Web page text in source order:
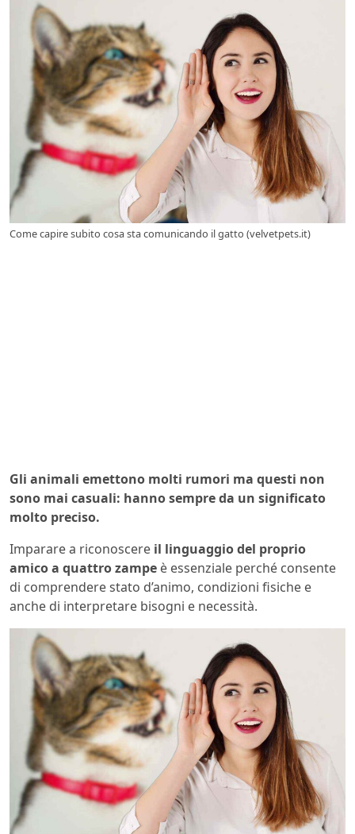
Come capire subito cosa sta comunicando il gatto (velvetpets.it)
Gli animali emettono molti rumori ma questi non
sono mai casuali: hanno sempre da un significato
molto preciso.
Imparare a riconoscere il linguaggio del proprio
amico a quattro zampe è essenziale perché consente
di comprendere stato d’animo, condizioni fisiche e
anche di interpretare bisogni e necessità.